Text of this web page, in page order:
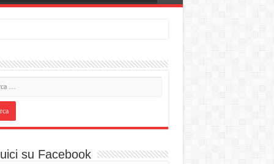
su Facebook